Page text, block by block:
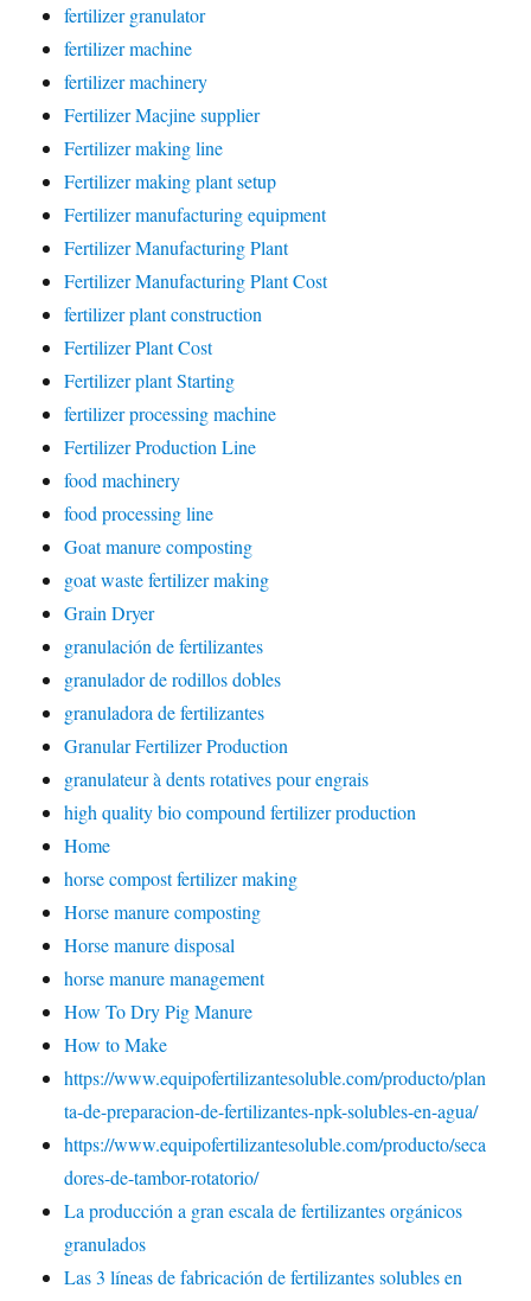
fertilizer granulator
fertilizer machine
fertilizer machinery
Fertilizer Macjine supplier
Fertilizer making line
Fertilizer making plant setup
Fertilizer manufacturing equipment
Fertilizer Manufacturing Plant
Fertilizer Manufacturing Plant Cost
fertilizer plant construction
Fertilizer Plant Cost
Fertilizer plant Starting
fertilizer processing machine
Fertilizer Production Line
food machinery
food processing line
Goat manure composting
goat waste fertilizer making
Grain Dryer
granulación de fertilizantes
granulador de rodillos dobles
granuladora de fertilizantes
Granular Fertilizer Production
granulateur à dents rotatives pour engrais
high quality bio compound fertilizer production
Home
horse compost fertilizer making
Horse manure composting
Horse manure disposal
horse manure management
How To Dry Pig Manure
How to Make
https://www.equipofertilizantesoluble.com/producto/plan
ta-de-preparacion-de-fertilizantes-npk-solubles-en-agua/
https://www.equipofertilizantesoluble.com/producto/seca
dores-de-tambor-rotatorio/
La producción a gran escala de fertilizantes orgánicos
granulados
Las 3 líneas de fabricación de fertilizantes solubles en